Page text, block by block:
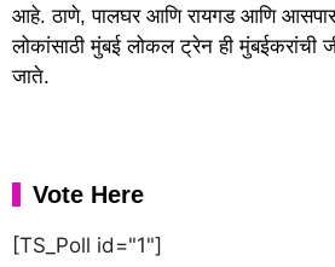
आहे. ठाणे, पालघर आणि रायगड आणि
लोकांसाठी मुंबई लोकल ट्रेन ही मुंबईकरांची
जाते.
Vote Here
[TS_Poll id="1"]